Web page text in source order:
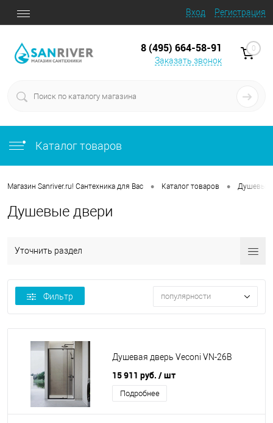
Вход Регистрация
8 (495) 664-58-91
Заказать звонок
0
Каталог товаров
Магазин Sanriver.ru! Сантехника для Вас • Каталог товаров • Душевые
Душевые двери
Уточнить раздел
Фильтр популярности
Душевая дверь Veconi VN-26B
15 911 руб. / шт
Подробнее